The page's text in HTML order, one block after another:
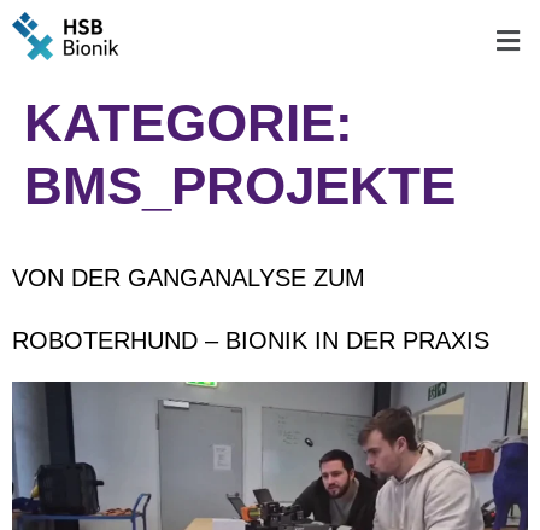
KATEGORIE:
BMS_PROJEKTE
VON DER GANGANALYSE ZUM
ROBOTERHUND – BIONIK IN DER PRAXIS